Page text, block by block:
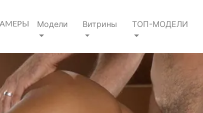
Модели Витрины ТОП-МОДЕЛИ